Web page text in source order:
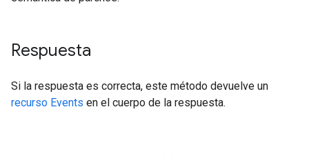
Respuesta
Si la respuesta es correcta, este método devuelve un
recurso Events en el cuerpo de la respuesta.